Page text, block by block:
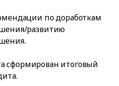
по доработкам
развитию
сформирован итоговый